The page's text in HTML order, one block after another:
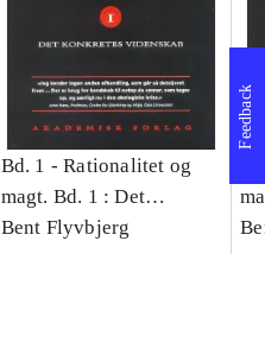
Bd. 1 -Rationalitet og
magt. Bd. 1 : Det
konkretes videnskab
Bent Flyvbjerg
Feedback